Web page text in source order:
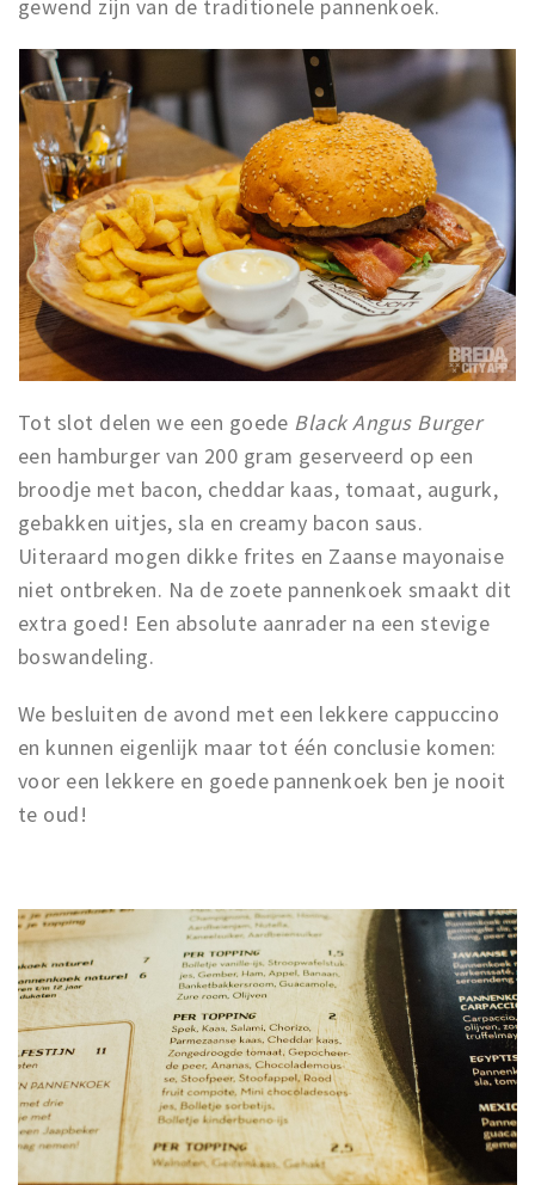
gewend zijn van de traditionele pannenkoek.
Tot slot delen we een goede Black Angus Burger
een hamburger van 200 gram geserveerd op een
broodje met bacon, cheddar kaas, tomaat, augurk,
gebakken uitjes, sla en creamy bacon saus.
Uiteraard mogen dikke frites en Zaanse mayonaise
niet ontbreken. Na de zoete pannenkoek smaakt dit
extra goed! Een absolute aanrader na een stevige
boswandeling.
We besluiten de avond met een lekkere cappuccino
en kunnen eigenlijk maar tot één conclusie komen:
voor een lekkere en goede pannenkoek ben je nooit
te oud!